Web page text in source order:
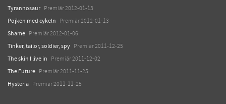
Tyrannosaur Premiär 2012-01-13
Pojken med cykeln Premiär 2012-01-13
Shame Premiär 2012-01-06
Tinker, tailor, soldier, spy Premiär 2011-12-25
The skin I live in Premiär 2011-12-02
The Future Premiär 2011-11-25
Hysteria Premiär 2011-11-25